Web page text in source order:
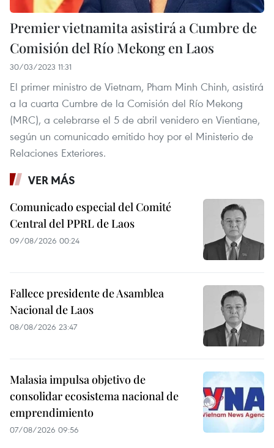
Premier vietnamita asistirá a Cumbre de
Comisión del Río Mekong en Laos
30/03/2023 11:31
El primer ministro de Vietnam, Pham Minh Chinh, asistirá
a la cuarta Cumbre de la Comisión del Río Mekong
(MRC), a celebrarse el 5 de abril venidero en Vientiane,
según un comunicado emitido hoy por el Ministerio de
Relaciones Exteriores.
VER MÁS
Comunicado especial del Comité
Central del PPRL de Laos
09/08/2026 00:24
Fallece presidente de Asamblea
Nacional de Laos
08/08/2026 23:47
Malasia impulsa objetivo de
consolidar ecosistema nacional de
emprendimiento
07/08/2026 09:56